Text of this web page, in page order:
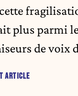
plus parmi
de voix
ARTICLE